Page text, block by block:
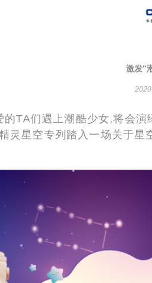
激发“
TA们遇上潮酷少女,将会
星空专列踏入一场关于星